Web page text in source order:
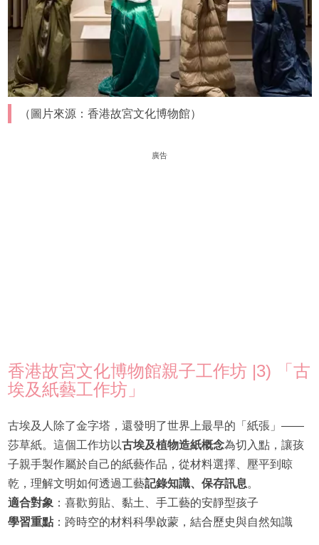
（圖片來源：香港故宮文化博物館）
廣告
香港故宮文化博物館親子工作坊 |3) 「古
埃及紙藝工作坊」
古埃及人除了金字塔，還發明了世界上最早的「紙張」——
莎草紙。這個工作坊以古埃及植物造紙概念為切入點，讓孩
子親手製作屬於自己的紙藝作品，從材料選擇、壓平到晾
乾，理解文明如何透過工藝記錄知識、保存訊息。
適合對象 ：喜歡剪貼、黏土、手工藝的安靜型孩子
學習重點：跨時空的材料科學啟蒙，結合歷史與自然知識